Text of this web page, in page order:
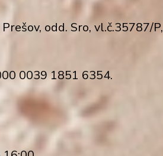
odd. Sro, vl.č.35787/P,
0039 1851 6354.